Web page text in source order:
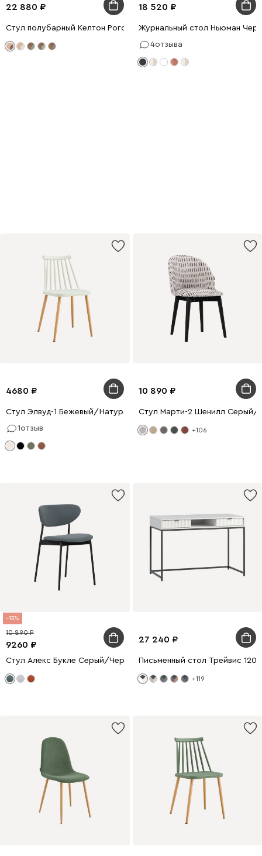
22 880
Стул полубарный Келтон Рогожка Бордовый/Натуральный
18 520
Журнальный стол Ньюман
4отзыва
4680
Стул Элвуд-1 Бежевый/Натуральный
1отзыв
10 890
Стул Марти-2 Шенилл Серый/
+106
15
9260
10 890
Стул Алекс Букле Серый/Черный
27 240
Письменный стол Трейвис
+119